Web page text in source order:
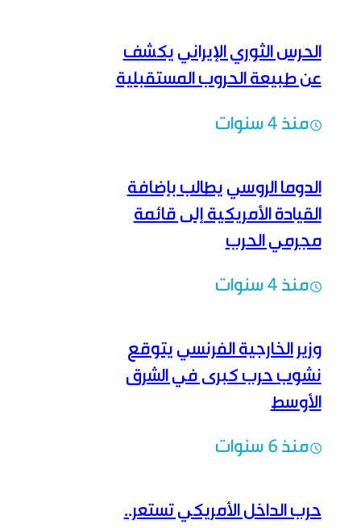
الحرس الثوري الإيراني يكشف
عن طبيعة الحروب المستقبلية
منذ 4 سنوات
الدوما الروسي يطالب بإضافة
القيادة الأمريكية إلى قائمة
مجرمي الحرب
منذ 4 سنوات
وزير الخارجية الفرنسي يتوقع
نشوب حرب كبرى في الشرق
الأوسط
منذ 6 سنوات
حرب الداخل الأمريكي تستعر..